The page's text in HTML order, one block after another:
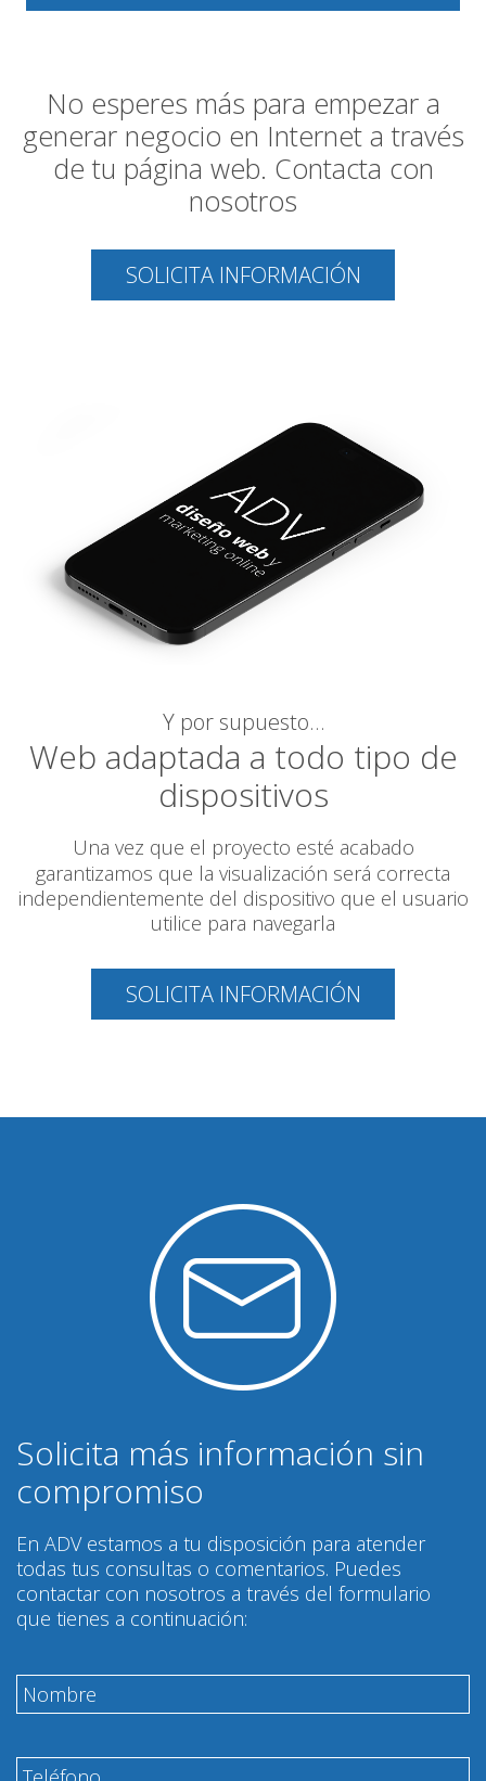
No esperes más para empezar a
generar negocio en Internet a través
de tu página web. Contacta con
nosotros
SOLICITA INFORMACIÓN
Y por supuesto…
Web adaptada a todo tipo de
dispositivos
Una vez que el proyecto esté acabado
garantizamos que la visualización será correcta
independientemente del dispositivo que el usuario
utilice para navegarla
SOLICITA INFORMACIÓN
Solicita más información sin
compromiso
En ADV estamos a tu disposición para atender
todas tus consultas o comentarios. Puedes
contactar con nosotros a través del formulario
que tienes a continuación: